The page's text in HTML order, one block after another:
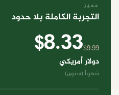
مميز
التجربة الكاملة بلا حدود
$9.99
$8.33
دولار أمريكي
شهرياً (سنوي)